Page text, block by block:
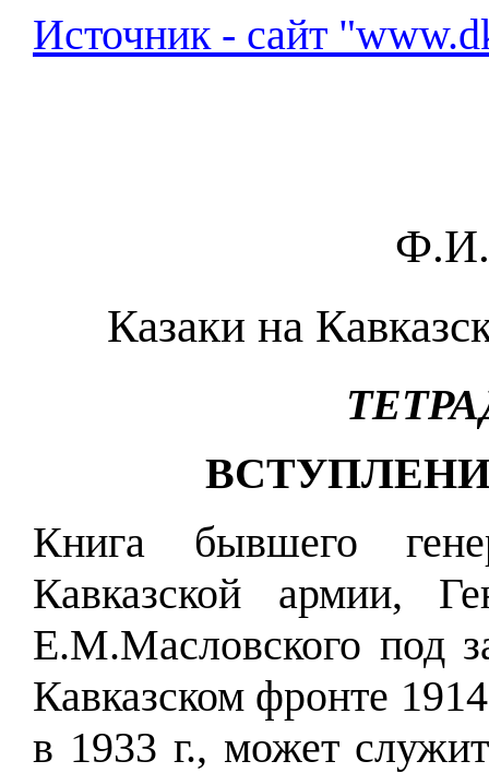
Источник - сайт
Ф.И.
Казаки на
Книга бывшего
Кавказской армии,
E.M.Macловского под
Кавказском фронте
в 1933 г., может